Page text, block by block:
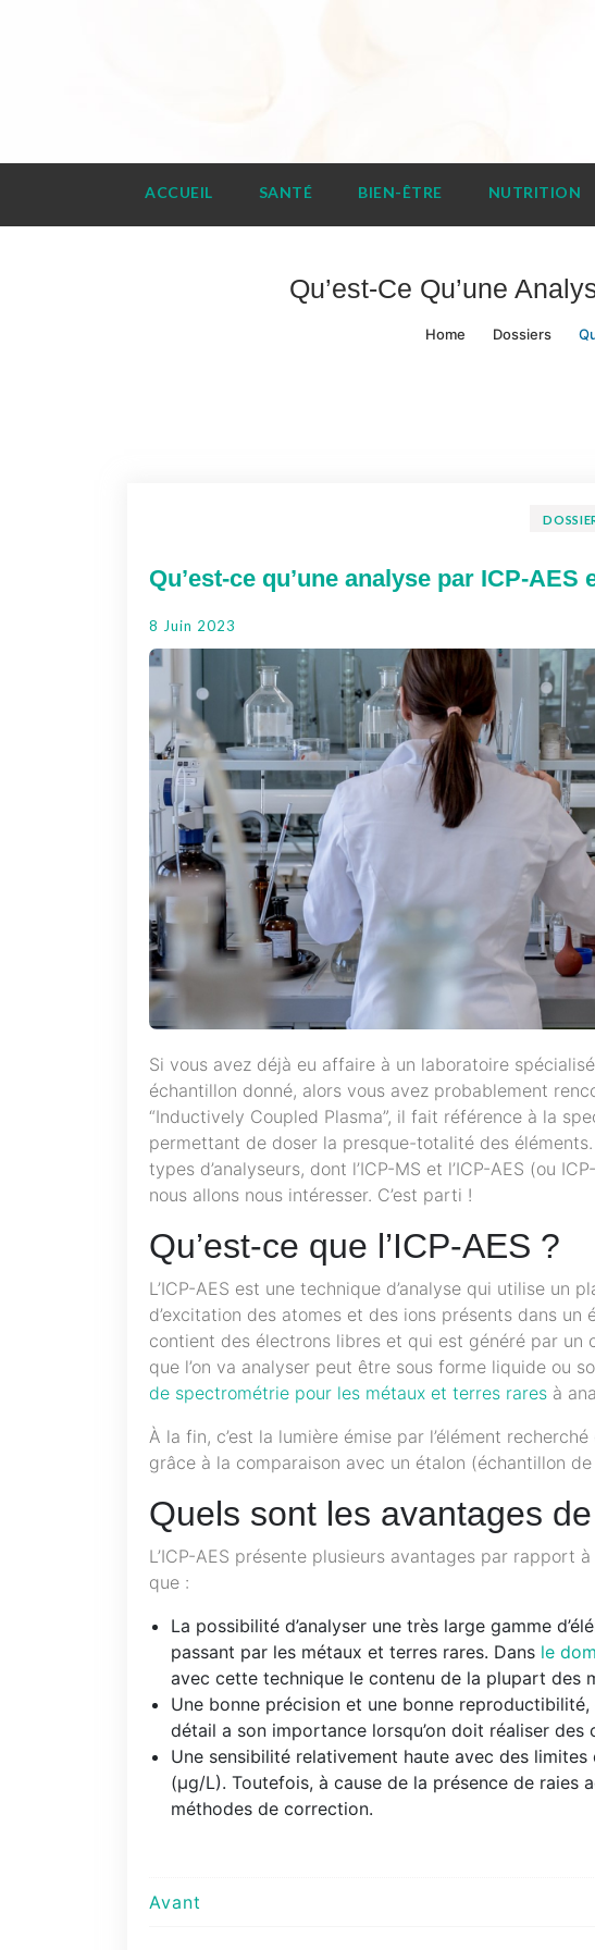
prosca.net
ACCUEIL SANTÉ BIEN-ÊTRE NUTRITION
Qu’est-Ce Qu’une
Home Dossiers
Qu’est-ce qu’une analyse par ICP-
8 Juin 2023
Si vous avez déjà eu affaire à un laboratoire
échantillon donné, alors vous avez probablement
“Inductively Coupled Plasma”, il fait référence à la
permettant de doser la presque-totalité des
types d’analyseurs, dont l’ICP-MS et l’ICP-AES (ou
nous allons nous intéresser. C’est parti !
Qu’est-ce que l’ICP-AES ?
L’ICP-AES est une technique d’analyse qui utilise un
d’excitation des atomes et des ions présents dans
contient des électrons libres et qui est généré par un
que l’on va analyser peut être sous forme liquide ou
de spectrométrie pour les métaux et terres rares à
À la fin, c’est la lumière émise par l’élément
grâce à la comparaison avec un étalon (échantillon
Quels sont les avantages de
L’ICP-AES présente plusieurs avantages par rapport
que :
La possibilité d’analyser une très large gamme
passant par les métaux et terres rares. Dans le
avec cette technique le contenu de la plupart des
Une bonne précision et une bonne
détail a son importance lorsqu’on doit réaliser des
Une sensibilité relativement haute avec des
(µg/L). Toutefois, à cause de la présence de raies
méthodes de correction.
Navigation
Avant